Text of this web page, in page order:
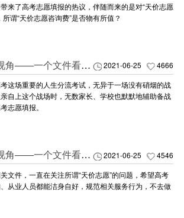
来了高考志愿填报的热议，伴随而来的是对“天价志愿
谓“天价志愿咨询费”是否物有所值？
2021-06-25 4666
高考志愿规划师视角——一个文件看懂高考志愿规划为什么值这个价（1）
这场重要的人生分流考试，无异于一场没有硝烟的战
自上这个战场时，无数家长、学校也默默地辅助备战
志愿填报。
2021-06-25 4546
高考志愿规划师视角——一个文件看懂高考志愿规划为什么值这个价（2）
文件，一直在关注所谓“天价志愿”的问题，希望高考
从业人员都能洁身自好，规范相关服务行为，不去做